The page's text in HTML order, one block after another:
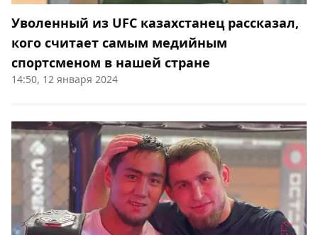
Уволенный из UFC казахстанец рассказал,
кого считает самым медийным
спортсменом в нашей стране
14:50, 12 января 2024